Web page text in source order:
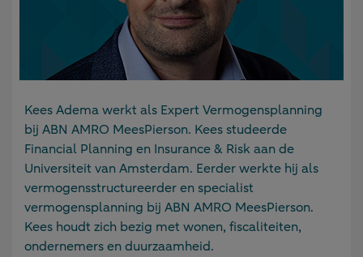
Informatie
over
Kees
Adema
Kees Adema werkt als Expert Vermogensplanning
bij ABN AMRO MeesPierson. Kees studeerde
Financial Planning en Insurance & Risk aan de
Universiteit van Amsterdam. Eerder werkte hij als
vermogensstructureerder en specialist
vermogensplanning bij ABN AMRO MeesPierson.
Kees houdt zich bezig met wonen, fiscaliteiten,
ondernemers en duurzaamheid.